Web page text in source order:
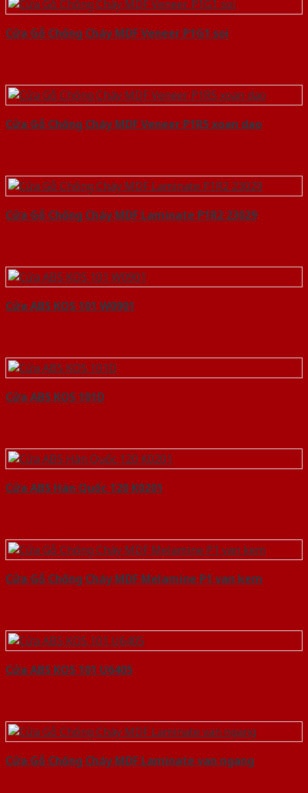
Cửa Gỗ Chống Cháy MDF Veneer P1G1 soi
Cửa Gỗ Chống Cháy MDF Veneer P1R5 xoan dao
Cửa Gỗ Chống Cháy MDF Laminate P1R2 23029
Cửa ABS KOS 101 W0901
Cửa ABS KOS 101D
Cửa ABS Hàn Quốc 120 K0201
Cửa Gỗ Chống Cháy MDF Melamine P1 van kem
Cửa ABS KOS 101 U6405
Cửa Gỗ Chống Cháy MDF Laminate van ngang